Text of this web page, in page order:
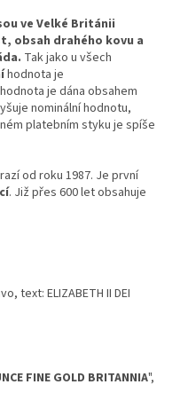
ve Velké Británii
obsah drahého kovu a
Tak jako u všech
hodnota je
je dána obsahem
nominální hodnotu,
platebním styku je spíše
od roku 1987. Je první
. Již přes 600 let obsahuje
text: ELIZABETH II DEI
FINE GOLD BRITANNIA",